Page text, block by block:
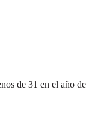
de 31 en el año de